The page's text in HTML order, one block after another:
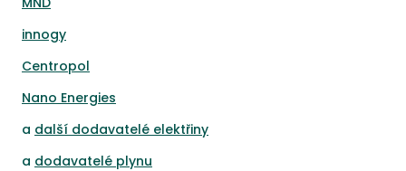
innogy
Centropol
Nano Energies
a další dodavatelé elektřiny
a dodavatelé plynu